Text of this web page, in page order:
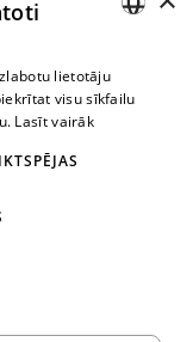
RUSSIAN
lietotāju
visu sīkfailu
Lasīt vairāk